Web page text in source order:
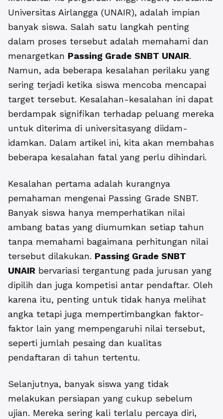
Universitas Airlangga (UNAIR), adalah impian
banyak siswa. Salah satu langkah penting
dalam proses tersebut adalah memahami dan
menargetkan Passing Grade SNBT UNAIR.
Namun, ada beberapa kesalahan perilaku yang
sering terjadi ketika siswa mencoba mencapai
target tersebut. Kesalahan-kesalahan ini dapat
berdampak signifikan terhadap peluang mereka
untuk diterima di universitasyang diidam-
idamkan. Dalam artikel ini, kita akan membahas
beberapa kesalahan fatal yang perlu dihindari.
Kesalahan pertama adalah kurangnya
pemahaman mengenai Passing Grade SNBT.
Banyak siswa hanya memperhatikan nilai
ambang batas yang diumumkan setiap tahun
tanpa memahami bagaimana perhitungan nilai
tersebut dilakukan. Passing Grade SNBT
UNAIR bervariasi tergantung pada jurusan yang
dipilih dan juga kompetisi antar pendaftar. Oleh
karena itu, penting untuk tidak hanya melihat
angka tetapi juga mempertimbangkan faktor-
faktor lain yang mempengaruhi nilai tersebut,
seperti jumlah pesaing dan kualitas
pendaftaran di tahun tertentu.
Selanjutnya, banyak siswa yang tidak
melakukan persiapan yang cukup sebelum
ujian. Mereka sering kali terlalu percaya diri,